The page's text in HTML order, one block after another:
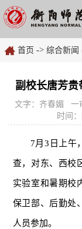
首页 -> 综合新闻
副校长唐芳
文字：齐春媚
时间
7月3日上午
查，对东、西校
实验室和暑期校
保卫部、后勤处
人员参加。